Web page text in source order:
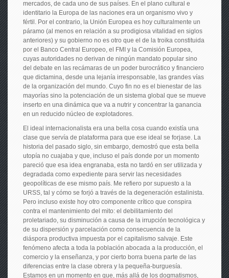
mercados, de cada uno de sus países. En el plano cultural e
identitario la Europa de las naciones era un organismo vivo y
fértil. Por el contrario, la Unión Europea es hoy culturalmente un
páramo (al menos en relación a su prodigiosa vitalidad en siglos
anteriores) y su gobierno no es otro que el de la troika constituida
por el Banco Central Europeo, el FMI y la Comisión Europea,
cuyas autoridades no derivan de ningún mandato popular sino
del debate en las recámaras de un poder burocrático y financiero
que dictamina, desde una lejanía irresponsable, las grandes vías
de la organización del mundo. Cuyo fin no es el bienestar de las
mayorías sino la potenciación de un sistema global que se mueve
inserto en una dinámica que va a nutrir y concentrar la ganancia
en un reducido núcleo de explotadores.
El ideal internacionalista era una bella cosa cuando existía una
clase que servía de plataforma para que ese ideal se forjase. La
historia del pasado siglo, sin embargo, demostró que esta bella
utopía no cuajaba y que, incluso el país donde por un momento
pareció que esa idea engranaba, esta no tardó en ser utilizada y
degradada como expediente para servir las necesidades
geopolíticas de ese mismo país. Me refiero por supuesto a la
URSS, tal y cómo se forjó a través de la degeneración estalinista.
Pero incluso existe hoy otro componente crítico que conspira
contra el mantenimiento del mito: el debilitamiento del
proletariado, su disminución a causa de la irrupción tecnológica y
de su dispersión y parcelación como consecuencia de la
diáspora productiva impuesta por el capitalismo salvaje. Este
fenómeno afecta a toda la población abocada a la producción, el
comercio y la enseñanza, y por cierto borra buena parte de las
diferencias entre la clase obrera y la pequeña-burguesía.
Estamos en un momento en que, más allá de los dogmatismos,